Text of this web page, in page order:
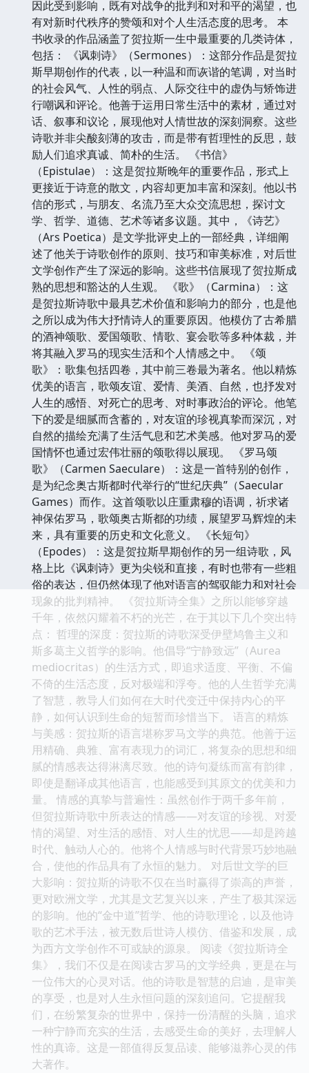
因此受到影响，既有对战争的批判和对和平的渴望，也
有对新时代秩序的赞颂和对个人生活态度的思考。 本
书收录的作品涵盖了贺拉斯一生中最重要的几类诗体，
包括： 《讽刺诗》（Sermones）：这部分作品是贺拉
斯早期创作的代表，以一种温和而诙谐的笔调，对当时
的社会风气、人性的弱点、人际交往中的虚伪与矫饰进
行嘲讽和评论。他善于运用日常生活中的素材，通过对
话、叙事和议论，展现他对人情世故的深刻洞察。这些
诗歌并非尖酸刻薄的攻击，而是带有哲理性的反思，鼓
励人们追求真诚、简朴的生活。 《书信》
（Epistulae）：这是贺拉斯晚年的重要作品，形式上
更接近于诗意的散文，内容却更加丰富和深刻。他以书
信的形式，与朋友、名流乃至大众交流思想，探讨文
学、哲学、道德、艺术等诸多议题。其中，《诗艺》
（Ars Poetica）是文学批评史上的一部经典，详细阐
述了他关于诗歌创作的原则、技巧和审美标准，对后世
文学创作产生了深远的影响。这些书信展现了贺拉斯成
熟的思想和豁达的人生观。 《歌》（Carmina）：这
是贺拉斯诗歌中最具艺术价值和影响力的部分，也是他
之所以成为伟大抒情诗人的重要原因。他模仿了古希腊
的酒神颂歌、爱国颂歌、情歌、宴会歌等多种体裁，并
将其融入罗马的现实生活和个人情感之中。 《颂
歌》：歌集包括四卷，其中前三卷最为著名。他以精炼
优美的语言，歌颂友谊、爱情、美酒、自然，也抒发对
人生的感悟、对死亡的思考、对时事政治的评论。他笔
下的爱是细腻而含蓄的，对友谊的珍视真挚而深沉，对
自然的描绘充满了生活气息和艺术美感。他对罗马的爱
国情怀也通过宏伟壮丽的颂歌得以展现。 《罗马颂
歌》（Carmen Saeculare）：这是一首特别的创作，
是为纪念奥古斯都时代举行的“世纪庆典”（Saecular
Games）而作。这首颂歌以庄重肃穆的语调，祈求诸
神保佑罗马，歌颂奥古斯都的功绩，展望罗马辉煌的未
来，具有重要的历史和文化意义。 《长短句》
（Epodes）：这是贺拉斯早期创作的另一组诗歌，风
格上比《讽刺诗》更为尖锐和直接，有时也带有一些粗
俗的表达，但仍然体现了他对语言的驾驭能力和对社会
现象的批判精神。 《贺拉斯诗全集》之所以能够穿越
千年，依然闪耀着不朽的光芒，在于其以下几个突出特
点： 哲理的深度：贺拉斯的诗歌深受伊壁鸠鲁主义和
斯多葛主义哲学的影响。他倡导“宁静致远”（Aurea
mediocritas）的生活方式，即追求适度、平衡、不偏
不倚的生活态度，反对极端和浮夸。他的人生哲学充满
了智慧，教导人们如何在大时代变迁中保持内心的平
静，如何认识到生命的短暂而珍惜当下。 语言的精炼
与美感：贺拉斯的语言堪称罗马文学的典范。他善于运
用精确、典雅、富有表现力的词汇，将复杂的思想和细
腻的情感表达得淋漓尽致。他的诗句凝练而富有韵律，
即使是翻译成其他语言，也能感受到其原文的优美和力
量。 情感的真挚与普遍性：虽然创作于两千多年前，
但贺拉斯诗歌中所表达的情感——对友谊的珍视、对爱
情的渴望、对生活的感悟、对人生的忧思——却是跨越
时代、触动人心的。他将个人情感与时代背景巧妙地融
合，使他的作品具有了永恒的魅力。 对后世文学的巨
大影响：贺拉斯的诗歌不仅在当时赢得了崇高的声誉，
更对欧洲文学，尤其是文艺复兴以来，产生了极其深远
的影响。他的“金中道”哲学、他的诗歌理论，以及他诗
歌的艺术手法，被无数后世诗人模仿、借鉴和发展，成
为西方文学创作不可或缺的源泉。 阅读《贺拉斯诗全
集》，我们不仅是在阅读古罗马的文学经典，更是在与
一位伟大的心灵对话。他的诗歌是智慧的启迪，是审美
的享受，也是对人生永恒问题的深刻追问。它提醒我
们，在纷繁复杂的世界中，保持一份清醒的头脑，追求
一种宁静而充实的生活，去感受生命的美好，去理解人
性的真谛。这是一部值得反复品读、能够滋养心灵的伟
大著作。